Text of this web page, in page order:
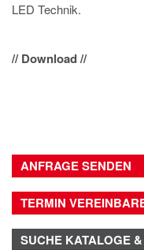
LED Technik.
// Download //
ANFRAGE SENDEN
TERMIN
SUCHE KATALOGE